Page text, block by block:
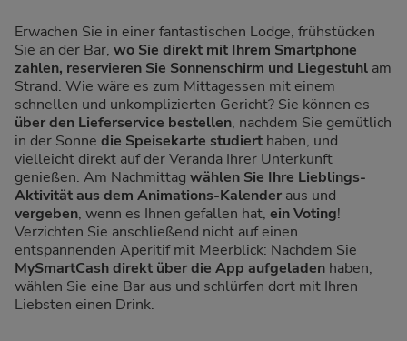
Erwachen Sie in einer fantastischen Lodge, frühstücken
Sie an der Bar, wo Sie direkt mit Ihrem Smartphone
zahlen, reservieren Sie Sonnenschirm und Liegestuhl am
Strand. Wie wäre es zum Mittagessen mit einem
schnellen und unkomplizierten Gericht? Sie können es
über den Lieferservice bestellen, nachdem Sie gemütlich
in der Sonne die Speisekarte studiert haben, und
vielleicht direkt auf der Veranda Ihrer Unterkunft
genießen. Am Nachmittag wählen Sie Ihre Lieblings-
Aktivität aus dem Animations-Kalender aus und
vergeben, wenn es Ihnen gefallen hat, ein Voting!
Verzichten Sie anschließend nicht auf einen
entspannenden Aperitif mit Meerblick: Nachdem Sie
MySmartCash direkt über die App aufgeladen haben,
wählen Sie eine Bar aus und schlürfen dort mit Ihren
Liebsten einen Drink.